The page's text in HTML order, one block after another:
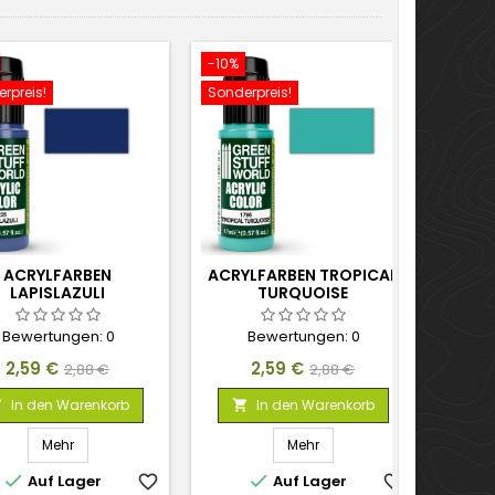
ACRYLFARBEN
LAPISLAZULI
Bewertungen: 0
Preis
2,59 € Verkaufspreis
2,88 €
In den Warenkorb
Mehr
 Auf Lager favorite_border
-10%
Sonderpreis!
ACRYLFARBEN TROPICAL
TURQUOISE
Bewertungen: 0
Preis
2,59 € Verkaufspreis
2,88 €
 In den Warenkorb
Mehr
 Auf Lager favorite_border